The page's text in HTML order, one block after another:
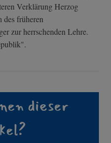
Verklärung Herzog
des früheren
zur herrschenden Lehre.
dieser